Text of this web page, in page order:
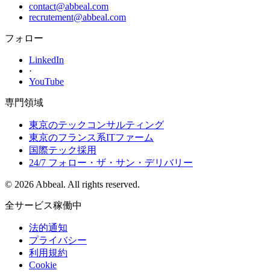
contact@abbeal.com
recrutement@abbeal.com
フォロー
LinkedIn
·
YouTube
専門領域
東京のテックコンサルティング
東京のフランス系ITファーム
国際テック採用
24/7 フォロー・ザ・サン・デリバリー
© 2026 Abbeal. All rights reserved.
全サービス稼働中
法的通知
プライバシー
利用規約
Cookie